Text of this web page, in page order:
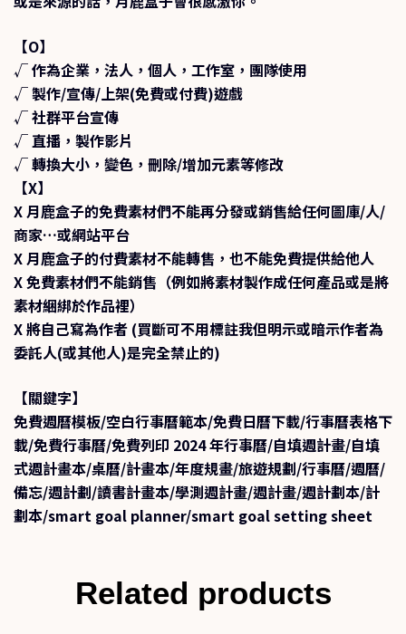
【O】
√ 作為企業，法人，個人，工作室，團隊使用
√ 製作/宣傳/上架(免費或付費)遊戲
√ 社群平台宣傳
√ 直播，製作影片
√ 轉換大小，變色，刪除/增加元素等修改
【X】
X 月鹿盒子的免費素材們不能再分發或銷售給任何圖庫/人/
商家…或網站平台
X 月鹿盒子的付費素材不能轉售，也不能免費提供給他人
X 免費素材們不能銷售（例如將素材製作成任何產品或是將
素材綑綁於作品裡）
X 將自己寫為作者 (買斷可不用標註我但明示或暗示作者為
委託人(或其他人)是完全禁止的)
【關鍵字】
免費週曆模板/空白行事曆範本/免費日曆下載/行事曆表格下
載/免費行事曆/免費列印 2024 年行事曆/自填週計畫/自填
式週計畫本/桌曆/計畫本/年度規畫/旅遊規劃/行事曆/週曆/
備忘/週計劃/讀書計畫本/學測週計畫/週計畫/週計劃本/計
劃本/smart goal planner/smart goal setting sheet
Related products